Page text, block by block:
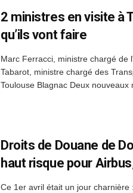
2 ministres en visite à
qu’ils vont faire
Marc Ferracci, ministre chargé de
Tabarot, ministre chargé des
Toulouse Blagnac Deux nouveaux
Droits de Douane de
haut risque pour
Ce 1er avril était un jour